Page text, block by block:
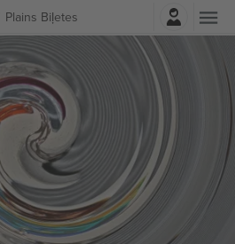
Plains BiļetesPierakstīties